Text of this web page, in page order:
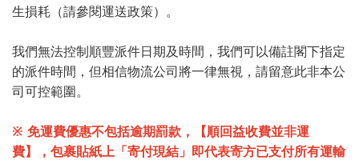
生損耗（請參閱運送政策）。
我們無法控制順豐派件日期及時間，我們可以備註閣下指定
的派件時間，但相信物流公司將一律無視，請留意此非本公
司可控範圍。
※ 免運費優惠不包括逾期罰款，【順回益收費並非運
費】，包裹貼紙上「寄付現結」即代表寄方已支付所有運輸